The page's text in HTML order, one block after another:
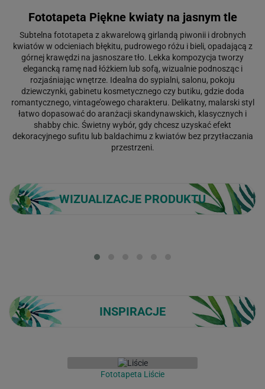
Fototapeta Piękne kwiaty na jasnym tle
Subtelna fototapeta z akwarelową girlandą piwonii i drobnych
kwiatów w odcieniach błękitu, pudrowego różu i bieli, opadającą z
górnej krawędzi na jasnoszare tło. Lekka kompozycja tworzy
elegancką ramę nad łóżkiem lub sofą, wizualnie podnosząc i
rozjaśniając wnętrze. Idealna do sypialni, salonu, pokoju
dziewczynki, gabinetu kosmetycznego czy butiku, gdzie doda
romantycznego, vintage’owego charakteru. Delikatny, malarski styl
łatwo dopasować do aranżacji skandynawskich, klasycznych i
shabby chic. Świetny wybór, gdy chcesz uzyskać efekt
dekoracyjnego sufitu lub baldachimu z kwiatów bez przytłaczania
przestrzeni.
WIZUALIZACJE PRODUKTU
INSPIRACJE
Fototapeta Liście